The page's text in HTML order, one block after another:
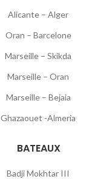
Alicante – Alger
Oran – Barcelone
Marseille – Skikda
Marseille – Oran
Marseille – Bejaia
Ghazaouet -Almeria
BATEAUX
Badji Mokhtar III